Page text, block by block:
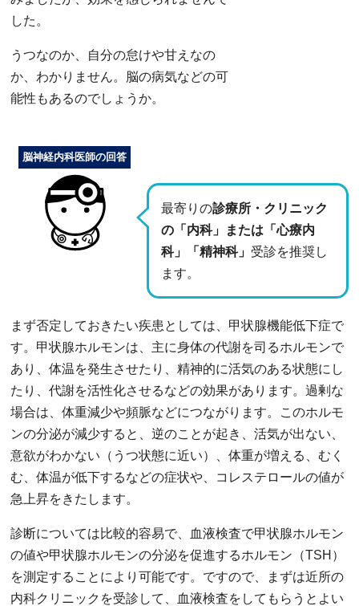
した。
うつなのか、自分の怠けや甘えなの
か、わかりません。脳の病気などの可
能性もあるのでしょうか。
最寄りの診療所・クリニック
の「内科」または「心療内
科」「精神科」 受診を推奨し
ます。
脳神経内科医師の回答
まず否定しておきたい疾患としては、甲状腺機能低下症で
す。甲状腺ホルモンは、主に身体の代謝を司るホルモンで
あり、体温を発生させたり、精神的に活気のある状態にし
たり、代謝を活性化させるなどの効果があります。過剰な
場合は、体重減少や頻脈などにつながります。このホルモ
ンの分泌が減少すると、逆のことが起き、活気が出ない、
意欲がわかない（うつ状態に近い）、体重が増える、むく
む、体温が低下するなどの症状や、コレステロールの値が
急上昇をきたします。
診断については比較的容易で、血液検査で甲状腺ホルモン
の値や甲状腺ホルモンの分泌を促進するホルモン（TSH）
を測定することにより可能です。ですので、まずは近所の
内科クリニックを受診して、血液検査をしてもらうとよい